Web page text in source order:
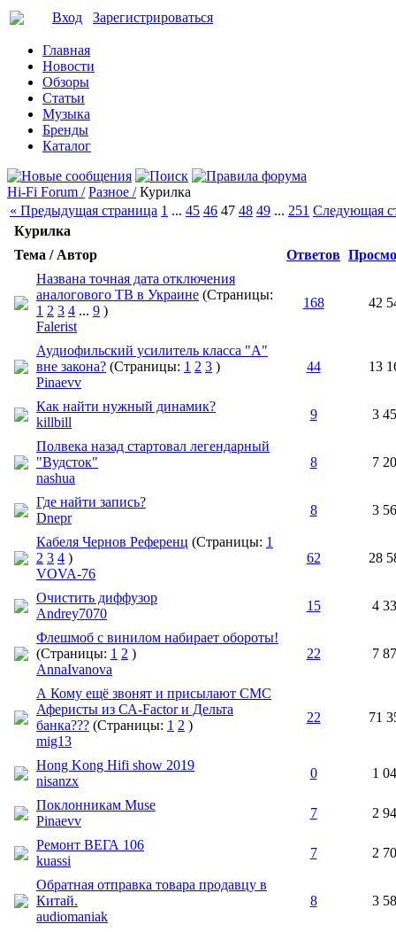
Вход Зарегистрироваться
Главная
Новости
Обзоры
Статьи
Музыка
Бренды
Каталог
Hi-Fi Forum / Разное / Курилка
« Предыдущая страница 1 ... 45 46 47 48 49 ... 251 Следующая
Курилка
Тема / Автор
Ответов
Названа точная дата отключения
аналогового ТВ в Украине (Страницы:
1 2 3 4 ... 9 )
Falerist
168 42
Аудиофильский усилитель класса "А"
вне закона? (Страницы: 1 2 3 )
Pinaevv
44 13
Как найти нужный динамик?
killbill
9 3
Полвека назад стартовал легендарный
"Вудсток"
nashua
8 7
Где найти запись?
Dnepr
8 3
Кабеля Чернов Референц (Страницы: 1
2 3 4 )
VOVA-76
62 28
Очистить диффузор
Andrey7070
15 4
Флешмоб с винилом набирает обороты!
(Страницы: 1 2 )
AnnaIvanova
22 7
А Кому ещё звонят и присылают СМС
Аферисты из СА-Factor и Дельта
банка??? (Страницы: 1 2 )
mig13
22 71
Hong Kong Hifi show 2019
nisanzx
0 1
Поклонникам Muse
Pinaevv
7 2
Ремонт ВЕГА 106
kuassi
7 2
Обратная отправка товара продавцу в
Китай.
audiomaniak
8 3